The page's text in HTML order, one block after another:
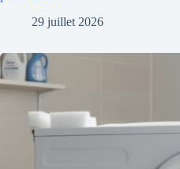
29 juillet 2026